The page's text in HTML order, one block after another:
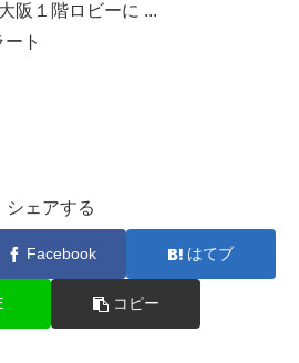
阪１階ロビーに ...
ト
シェアする
Facebook はてブ
コピー